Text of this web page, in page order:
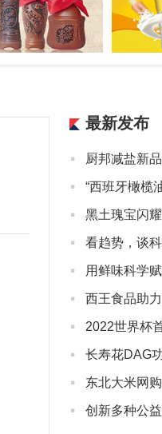
最新发布
· 厨邦减盐新
· “西班牙橄榄
·
·
·
·
·
·
·
·